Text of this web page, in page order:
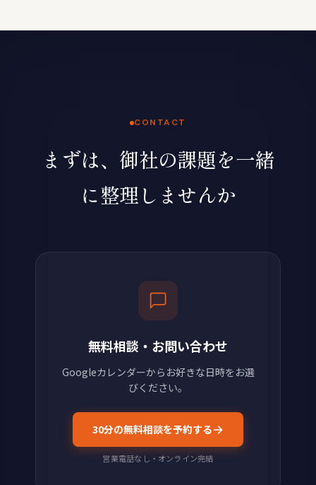
CONTACT
まずは、御社の課題を一緒
に整理しませんか
無料相談・お問い合わせ
Googleカレンダーからお好きな日時をお選
びください。
30分の無料相談を予約する
営業電話なし・オンライン完結